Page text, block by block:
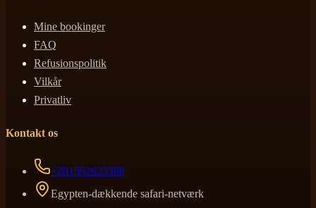
Mine bookinger
FAQ
Refusionspolitik
Vilkår
Privatliv
Kontakt os
+201552623388
Egypten-dækkende safari-netværk